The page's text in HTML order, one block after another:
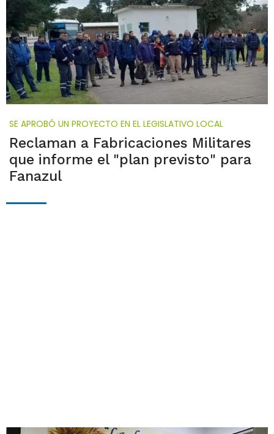
SE APROBÓ UN PROYECTO EN EL LEGISLATIVO LOCAL
Reclaman a Fabricaciones Militares
que informe el "plan previsto" para
Fanazul